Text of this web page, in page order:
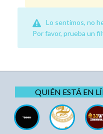
Lo sentimos, no
Por favor, prueba un
QUIÉN ESTÁ EN